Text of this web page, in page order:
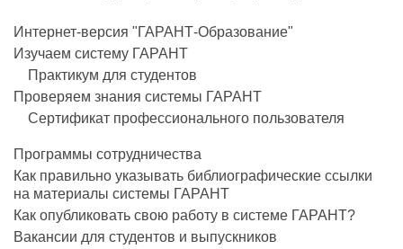
Интернет-версия "ГАРАНТ-Образование"
Изучаем систему ГАРАНТ
Практикум для студентов
Проверяем знания системы ГАРАНТ
Сертификат профессионального пользователя
Программы сотрудничества
Как правильно указывать библиографические ссылки
на материалы системы ГАРАНТ
Как опубликовать свою работу в системе ГАРАНТ?
Вакансии для студентов и выпускников